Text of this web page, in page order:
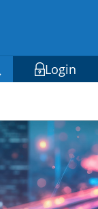
Login